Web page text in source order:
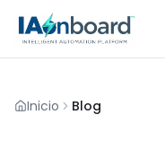
Inicio Blog